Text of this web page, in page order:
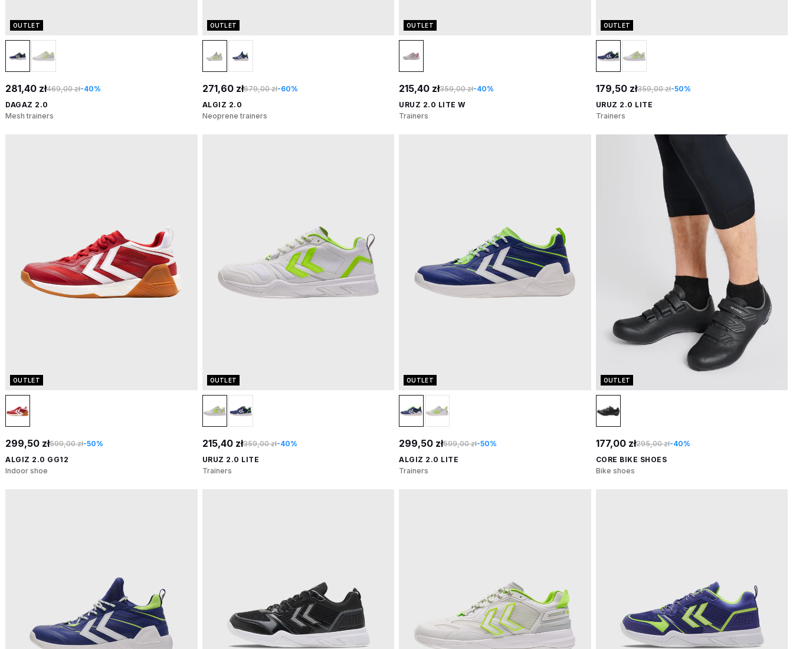
OUTLET
281,40 zł469,00 zł-40%
DAGAZ 2.0
Mesh trainers
OUTLET
271,60 zł679,00 zł-60%
ALGIZ 2.0
Neoprene trainers
OUTLET
215,40 zł359,00 zł-40%
URUZ 2.0 LITE W
Trainers
OUTLET
179,50 zł359,00 zł-50%
URUZ 2.0 LITE
Trainers
OUTLET
299,50 zł599,00 zł-50%
ALGIZ 2.0 GG12
Indoor shoe
OUTLET
215,40 zł359,00 zł-40%
URUZ 2.0 LITE
Trainers
OUTLET
299,50 zł599,00 zł-50%
ALGIZ 2.0 LITE
Trainers
OUTLET
177,00 zł295,00 zł-40%
CORE BIKE SHOES
Bike shoes